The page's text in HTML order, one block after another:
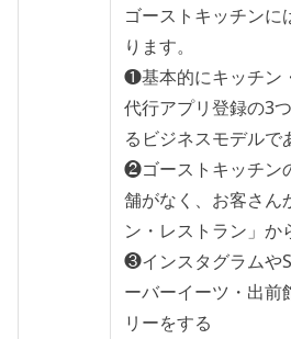
ゴーストキッチンに
ります。
❶基本的にキッチン
代行アプリ登録の3
るビジネスモデルで
❷ゴーストキッチン
舗がなく、お客さん
ン・レストラン」か
❸インスタグラムや
ーバーイーツ・出前
リーをする